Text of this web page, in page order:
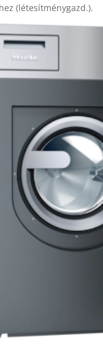
(létesítménygazd.).